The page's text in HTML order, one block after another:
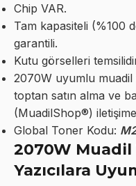
Chip VAR.
Tam kapasiteli (%100
garantili.
Kutu görselleri
2070W uyumlu
toptan satın alma ve
(MuadilShop®)
Global Toner Kodu:
2070W
Yazıcılara